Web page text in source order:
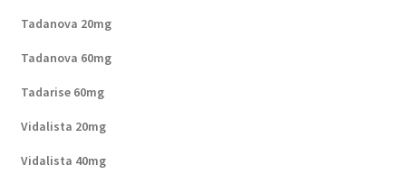
Questions fréquemment posées
Sorties
A propos de nous
Tadanova 20mg
Tadanova 60mg
Tadarise 60mg
Vidalista 20mg
Vidalista 40mg